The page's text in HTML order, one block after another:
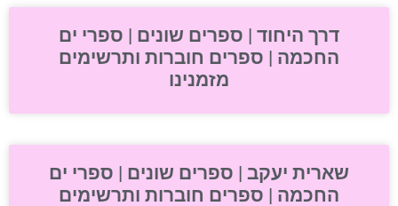
דרך היחוד | ספרים שונים | ספרי ים
החכמה | ספרים חוברות ותרשימים
מזמנינו
שארית יעקב | ספרים שונים | ספרי ים
החכמה | ספרים חוברות ותרשימים